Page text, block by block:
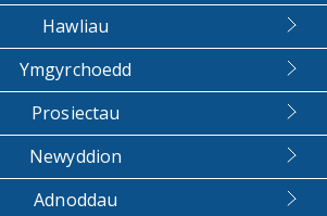
Hawliau
Ymgyrchoedd
Prosiectau
Newyddion
Adnoddau